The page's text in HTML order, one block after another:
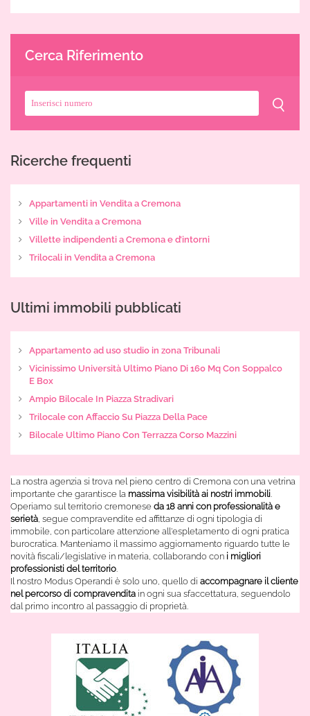
Cerca Riferimento
Ricerche frequenti
Appartamenti in Vendita a Cremona
Ville in Vendita a Cremona
Villette indipendenti a Cremona e d’intorni
Trilocali in Vendita a Cremona
Ultimi immobili pubblicati
Appartamento ad uso studio in zona Tribunali
Vicinissimo Università Ultimo Piano Di 160 Mq Con Soppalco
E Box
Ampio Bilocale In Piazza Stradivari
Trilocale con Affaccio Su Piazza Della Pace
Bilocale Ultimo Piano Con Terrazza Corso Mazzini
La nostra agenzia si trova nel pieno centro di Cremona con una vetrina
importante che garantisce la massima visibilità ai nostri immobili.
Operiamo sul territorio cremonese da 18 anni con professionalità e
serietà, segue compravendite ed affittanze di ogni tipologia di
immobile, con particolare attenzione all'espletamento di ogni pratica
burocratica. Manteniamo il massimo aggiornamento riguardo tutte le
novità fiscali/legislative in materia, collaborando con i migliori
professionisti del territorio.
Il nostro Modus Operandi è solo uno, quello di accompagnare il cliente
nel percorso di compravendita in ogni sua sfaccettatura, seguendolo
dal primo incontro al passaggio di proprietà.